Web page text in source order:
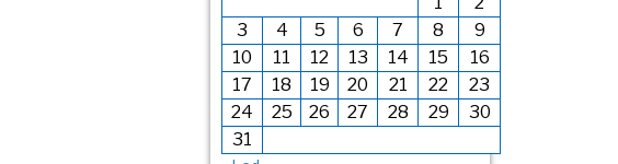
3
4 5 6 7 8
9
10
11 12 13 14 15
16
17
18 19 20 21 22
23
24
25 26 27 28 29
30
31